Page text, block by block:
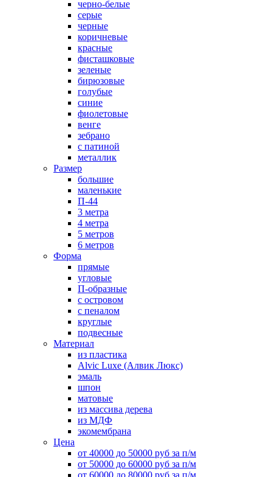
черно-белые
серые
черные
коричневые
красные
фисташковые
зеленые
бирюзовые
голубые
синие
фиолетовые
венге
зебрано
с патиной
металлик
Размер
большие
маленькие
П-44
3 метра
4 метра
5 метров
6 метров
Форма
прямые
угловые
П-образные
с островом
с пеналом
круглые
подвесные
Материал
из пластика
Alvic Luxe (Алвик Люкс)
эмаль
шпон
матовые
из массива дерева
из МДФ
экомембрана
Цена
от 40000 до 50000 руб за п/м
от 50000 до 60000 руб за п/м
от 60000 до 80000 руб за п/м